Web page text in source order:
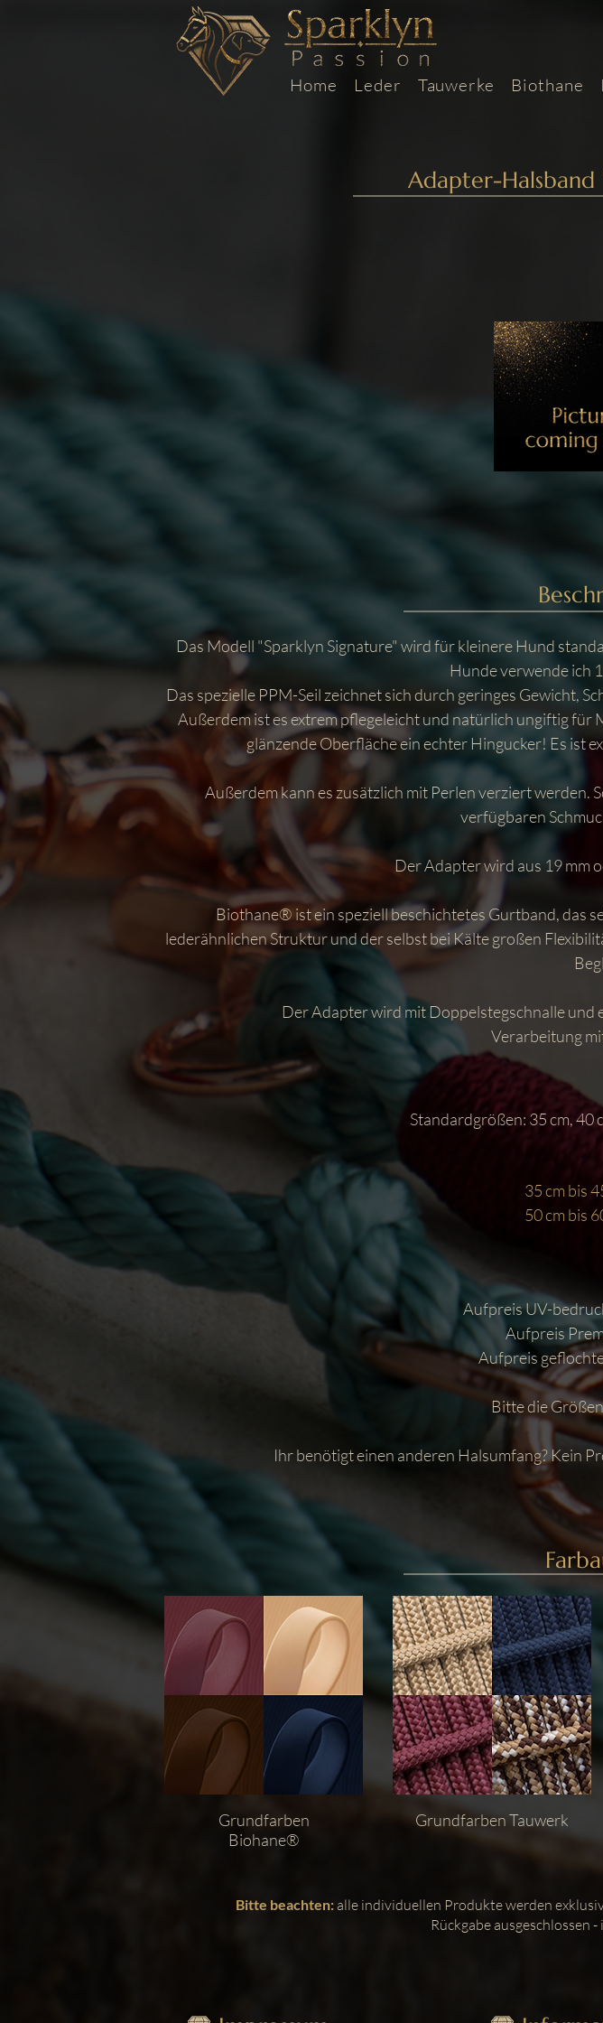
Home Leder Tauwerke Biothane
Adapter-Halsband
Das Modell "Sparklyn Signature" wird für kleinere Hund
Hunde verwende ich
Das spezielle PPM-Seil zeichnet sich durch geringes Gewicht,
Außerdem ist es extrem pflegeleicht und natürlich ungiftig
glänzende Oberfläche ein echter Hingucker! Es ist
Außerdem kann es zusätzlich mit Perlen verziert werden.
verfügbaren
Der Adapter wird aus 19 mm
Biothane® ist ein speziell beschichtetes Gurtband, das
lederähnlichen Struktur und der selbst bei Kälte großen
Der Adapter wird mit Doppelstegschnalle und
Verarbeitung
Standardgrößen: 35 cm, 40
35 cm bis
50 cm bis
Aufpreis UV-
Aufpreis
Aufpreis
Bitte die
Ihr benötigt einen anderen Halsumfang? Kein
Grundfarben
Biohane®
Grundfarben Tauwerk
Bitte beachten: alle individuellen Produkte werden
Rückgabe ausgeschlossen